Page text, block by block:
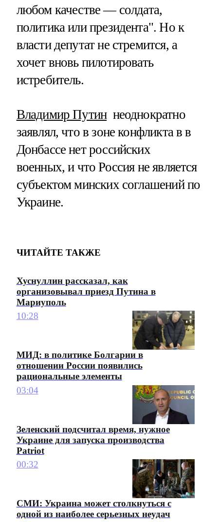
любом качестве — солдата,
политика или президента". Но к
власти депутат не стремится, а
хочет вновь пилотировать
истребитель.
Владимир Путиннеоднократно
заявлял, что в зоне конфликта в в
Донбассе нет российских
военных, и что Россия не является
субъектом минских соглашений по
Украине.
ЧИТАЙТЕ ТАКЖЕ
Хуснуллин рассказал, как
организовывал приезд Путина в
Мариуполь
10:28
МИД: в политике Болгарии в
отношении России появились
рациональные элементы
03:04
Зеленский подсчитал время, нужное
Украине для запуска производства
Patriot
00:32
СМИ: Украина может столкнуться с
одной из наиболее серьезных неудач